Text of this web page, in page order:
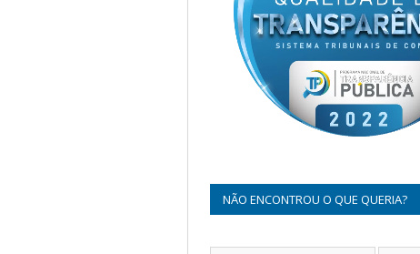
NÃO ENCONTROU O QUE QUERIA?